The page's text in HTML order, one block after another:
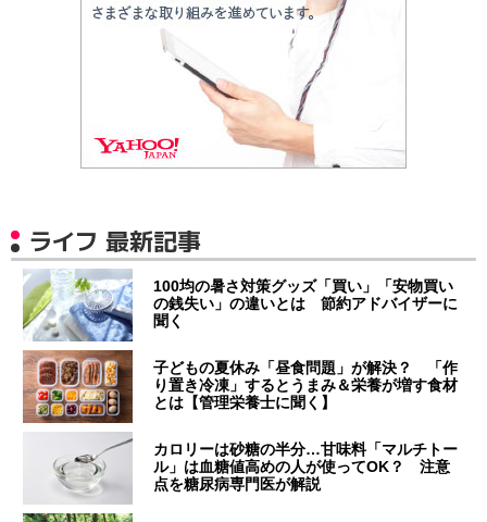
ライフ 最新記事
100均の暑さ対策グッズ「買い」「安物買い
の銭失い」の違いとは 節約アドバイザーに
聞く
子どもの夏休み「昼食問題」が解決？ 「作
り置き冷凍」するとうまみ＆栄養が増す食材
とは【管理栄養士に聞く】
カロリーは砂糖の半分…甘味料「マルチトー
ル」は血糖値高めの人が使ってOK？ 注意
点を糖尿病専門医が解説